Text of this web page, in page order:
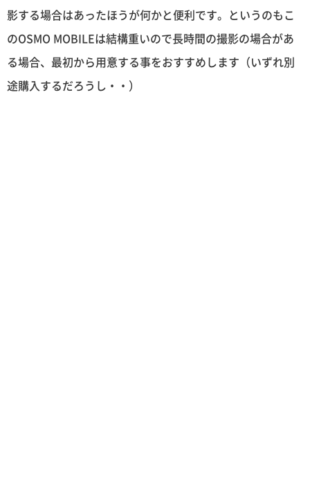
影する場合はあったほうが何かと便利です。というのもこ
のOSMO MOBILEは結構重いので長時間の撮影の場合があ
る場合、最初から用意する事をおすすめします（いずれ別
途購入するだろうし・・）